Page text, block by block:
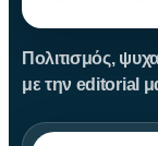
Πολιτισμός,
με την editorial
Αναζήτηση